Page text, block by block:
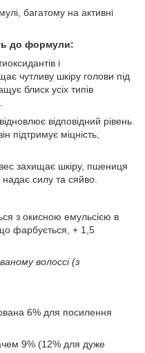
багатому на активні
до формули:
і
чутливу шкіру голови під
блиск усіх типів
відповідний рівень
підтримує міцність,
захищає шкіру, пшениця
силу та сяйво.
з окисною емульсією в
фарбується, + 1,5
волоссі (з
6% для посилення
9% (12% для дуже